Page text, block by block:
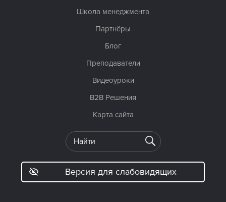
Школа менеджмента
Партнёры
Блог
Преподаватели
Видеоуроки
B2B Решения
Карта сайта
Версия для слабовидящих